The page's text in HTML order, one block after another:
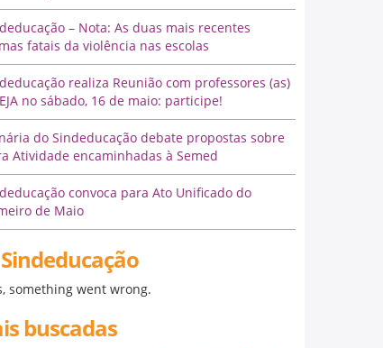
– Nota: As duas mais recentes
fatais da violência nas escolas
realiza Reunião com professores (as)
no sábado, 16 de maio: participe!
do Sindeducação debate propostas sobre
Atividade encaminhadas à Semed
convoca para Ato Unificado do
de Maio
something went wrong.
buscadas